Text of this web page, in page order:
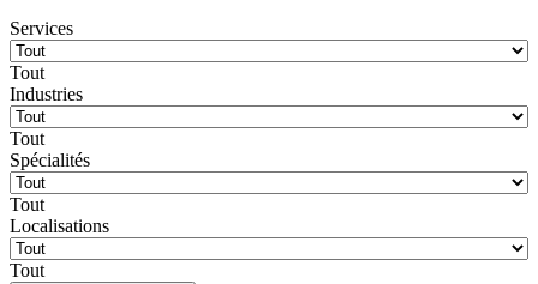
Services
Tout
Industries
Tout
Spécialités
Tout
Localisations
Tout